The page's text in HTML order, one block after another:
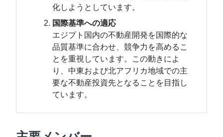
化しようとしています。
国際基準への適応
エジプト国内の不動産開発を国際的な
品質基準に合わせ、競争力を高めるこ
とを重視しています。この動きによ
り、中東および北アフリカ地域での主
要な不動産投資先となることを目指し
ています。